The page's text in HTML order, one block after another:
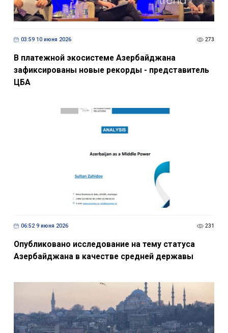
03:59 10 июня 2026 273
В платежной экосистеме Азербайджана
зафиксированы новые рекорды - представитель
ЦБА
06:52 9 июня 2026 231
Опубликовано исследование на тему статуса
Азербайджана в качестве средней державы